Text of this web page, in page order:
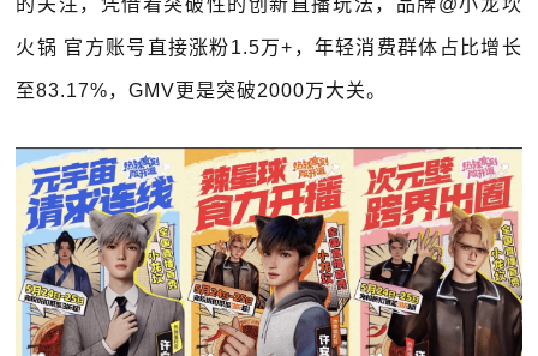
的关注，凭借着突破性的创新直播玩法，品牌@小龙坎
火锅 官方账号直接涨粉1.5万+，年轻消费群体占比增长
至83.17%，GMV更是突破2000万大关。